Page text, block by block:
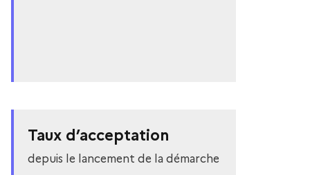
Taux d’acceptation
depuis le lancement de la démarche